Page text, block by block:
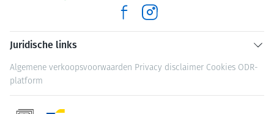
Juridische links
Algemene verkoopsvoorwaarden Privacy disclaimer Cookies ODR-
platform